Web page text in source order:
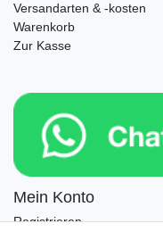
Versandarten & -kosten
Warenkorb
Zur Kasse
Mein Konto
Registrieren